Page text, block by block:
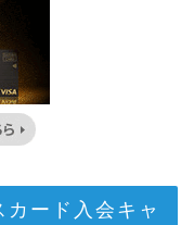
ード入会キャ